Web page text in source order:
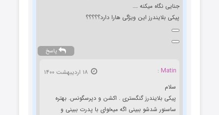
جنایی نگاه میکنه ….
پیکی بلایندرز این ویژگی هارا دارد؟؟؟؟؟
پاسخ
Matin :
سلام
پیکی بلایندرز گنگستری . اکشن و دپرسگونس. بهتره
ساسنور شدشو ببینی اگه میخوای با پدرت ببینی و